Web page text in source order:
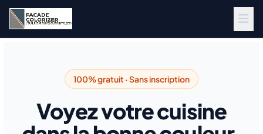
Aller au contenu principal
100% gratuit · Sans inscription
Voyez votre cuisine